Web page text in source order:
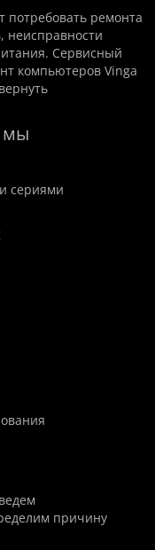
ремонта
неисправности
Сервисный
компьютеров Vinga
мы
сериями
причину